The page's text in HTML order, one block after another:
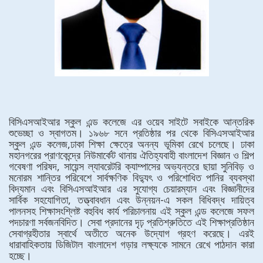
বিসিএসআইআর স্কুল এন্ড কলেজে এর ওয়েব সাইটে সবাইকে আন্তরিক
শুভেচ্ছা ও স্বাগতম। ১৯৬৮ সনে প্রতিষ্ঠার পর থেকে বিসিএসআইআর
স্কুল এন্ড কলেজ,ঢাকা শিক্ষা ক্ষেত্রে অনন্য ভূমিকা রেখে চলেছে। ঢাকা
মহানগরের প্রাণকেন্দ্রে নিউমার্কেট থানায় ঐতিহ্যবাহী বাংলাদেশ বিজ্ঞান ও শিল্প
গবেষণা পরিষদ, সায়েন্স ল্যাবরেটরি ক্যাম্পাসের অভ্যন্তরে ছায়া সুনিবিড় ও
মনোরম শান্তির পরিবেশে সার্বক্ষণিক বিদ্যুৎ ও পরিশোধিত পানির ব্যবস্থা
বিদ্যমান এবং বিসিএসআইআর এর সুযোগ্য চেয়ারম্যান এবং বিজ্ঞানীদের
সার্বিক সহযোগিতা, তত্ত্বাবধান এবং উন্নয়ন-এ সকল বিধিবদ্ধ দায়িত্ব
পালনসহ শিক্ষাসংশ্লিষ্ট বহুবিধ কার্য পরিচালনায় এই স্কুল এন্ড কলেজে সফল
পদচারণা সর্বজনবিদিত। সেবা প্রদানের দৃঢ় প্রতিশ্রুতিতে এই শিক্ষাপ্রতিষ্ঠান
সেবাগ্রহীতার স্বার্থে অতীতে অনেক উদ্যোগ গ্রহণ করেছে। এরই
ধারাবাহিকতায় ডিজিটাল বাংলাদেশ গড়ার লক্ষ্যকে সামনে রেখে পাঠদান কারা
হচ্ছে।